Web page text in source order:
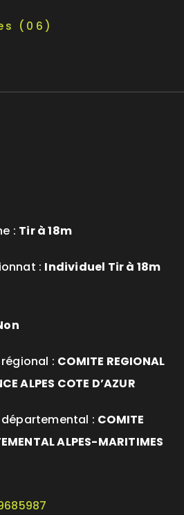
(06)
: Tir à 18m
: Individuel Tir à 18m
: COMITE REGIONAL
ALPES COTE D’AZUR
: COMITE
ALPES-MARITIMES